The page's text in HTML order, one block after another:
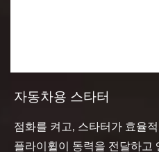
자동차용 스타터
점화를 켜고, 스타터가 효율
플라이휠이 동력을 전달하고